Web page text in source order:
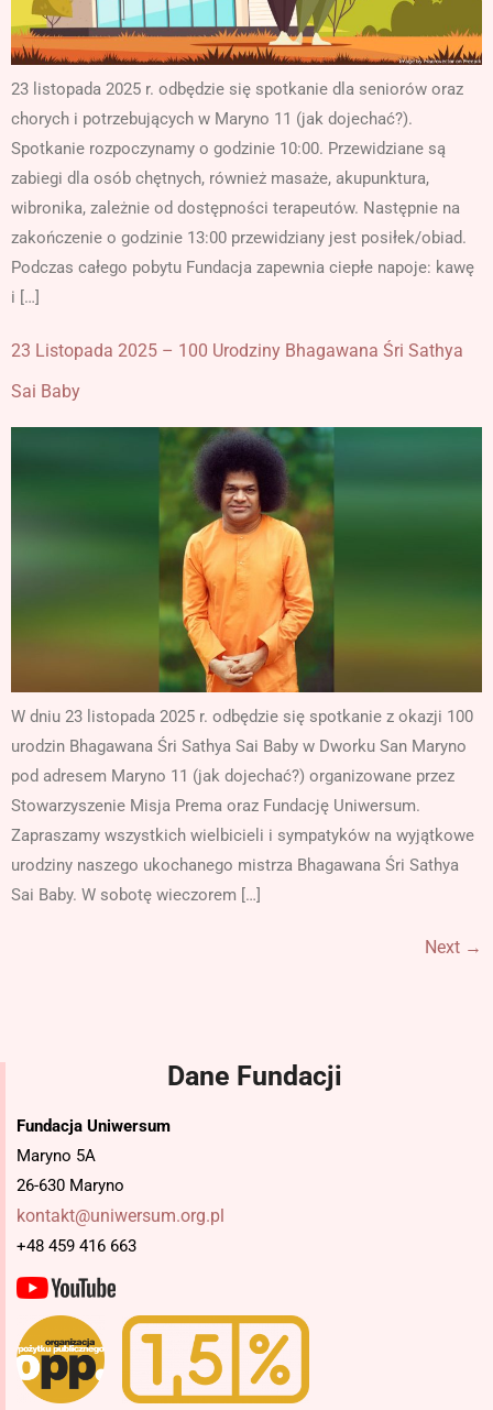
23 listopada 2025 r. odbędzie się spotkanie dla seniorów oraz
chorych i potrzebujących w Maryno 11 (jak dojechać?).
Spotkanie rozpoczynamy o godzinie 10:00. Przewidziane są
zabiegi dla osób chętnych, również masaże, akupunktura,
wibronika, zależnie od dostępności terapeutów. Następnie na
zakończenie o godzinie 13:00 przewidziany jest posiłek/obiad.
Podczas całego pobytu Fundacja zapewnia ciepłe napoje: kawę
i […]
23 Listopada 2025 – 100 Urodziny Bhagawana Śri Sathya
Sai Baby
W dniu 23 listopada 2025 r. odbędzie się spotkanie z okazji 100
urodzin Bhagawana Śri Sathya Sai Baby w Dworku San Maryno
pod adresem Maryno 11 (jak dojechać?) organizowane przez
Stowarzyszenie Misja Prema oraz Fundację Uniwersum.
Zapraszamy wszystkich wielbicieli i sympatyków na wyjątkowe
urodziny naszego ukochanego mistrza Bhagawana Śri Sathya
Sai Baby. W sobotę wieczorem […]
Next →
Dane Fundacji
Fundacja Uniwersum
Maryno 5A
26-630 Maryno
kontakt@uniwersum.org.pl
+48 459 416 663